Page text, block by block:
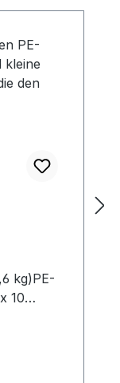
kg)PE-
10